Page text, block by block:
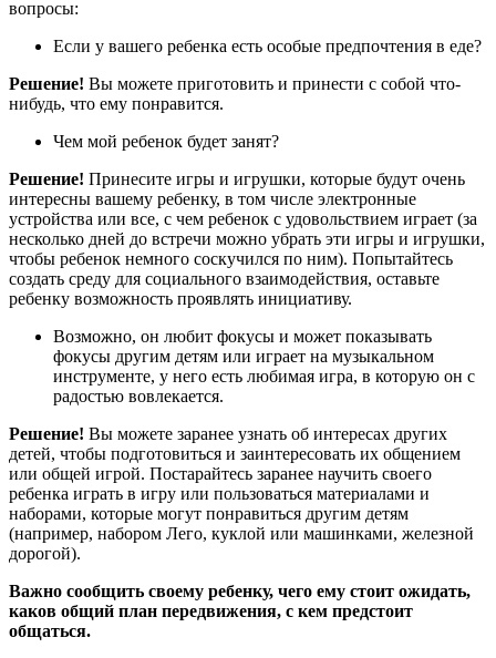
вопросы:
Если у вашего ребенка есть особые предпочтения в еде?
Решение! Вы можете приготовить и принести с собой что-
нибудь, что ему понравится.
Чем мой ребенок будет занят?
Решение! Принесите игры и игрушки, которые будут очень
интересны вашему ребенку, в том числе электронные
устройства или все, с чем ребенок с удовольствием играет (за
несколько дней до встречи можно убрать эти игры и игрушки,
чтобы ребенок немного соскучился по ним). Попытайтесь
создать среду для социального взаимодействия, оставьте
ребенку возможность проявлять инициативу.
Возможно, он любит фокусы и может показывать
фокусы другим детям или играет на музыкальном
инструменте, у него есть любимая игра, в которую он с
радостью вовлекается.
Решение! Вы можете заранее узнать об интересах других
детей, чтобы подготовиться и заинтересовать их общением
или общей игрой. Постарайтесь заранее научить своего
ребенка играть в игру или пользоваться материалами и
наборами, которые могут понравиться другим детям
(например, набором Лего, куклой или машинками, железной
дорогой).
Важно сообщить своему ребенку, чего ему стоит ожидать,
каков общий план передвижения, с кем предстоит
общаться.